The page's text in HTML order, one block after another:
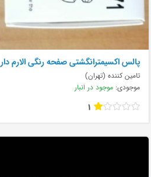
پالس اکسیمترانگشتی صفحه رنگی الارم دار
تامین کننده (تهران)
موجودی: موجود در انبار
1